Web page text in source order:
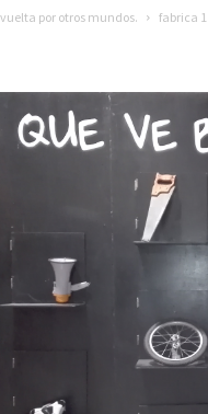
vuelta por otros mundos. fabrica 1